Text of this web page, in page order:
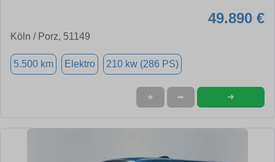
49.890 €
Köln / Porz, 51149
5.500 km Elektro 210 kw (286 PS)
★ ➦ ➜